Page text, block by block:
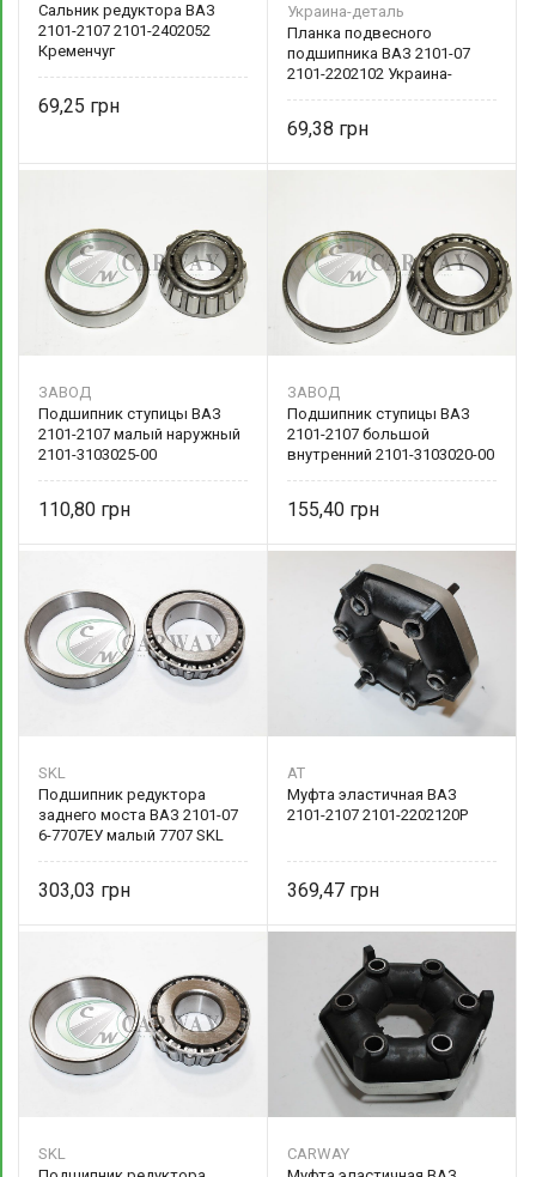
Сальник редуктора ВАЗ
2101-2107 2101-2402052
Кременчуг
69,25
Украина-деталь
Планка подвесного
подшипника ВАЗ 2101-07
2101-2202102 Украина-
69,38
ЗАВОД
Подшипник ступицы ВАЗ
2101-2107 малый наружный
2101-3103025-00
110,80
ЗАВОД
Подшипник ступицы ВАЗ
2101-2107 большой
внутренний 2101-3103020-00
155,40
SKL
Подшипник редуктора
заднего моста ВАЗ 2101-07
6-7707ЕУ малый 7707 SKL
303,03
AT
Муфта эластичная ВАЗ
2101-2107 2101-2202120Р
369,47
SKL
CARWAY